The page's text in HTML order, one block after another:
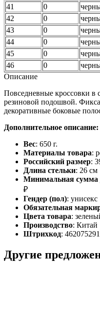
41
0
42
0
43
0
44
0
45
0
46
0
Описание
Повседневные кроссовки в
резиновой подошвой.
декоративные боковые
Дополнительное описание:
Вес: 650 г.
Материалы товара:
Российский размер:
Длина стельки: 26 см
Минимальная сумма
₽
Гендер (пол): унисекс
Обязательная
Цвета товара:
Производство: Китай
Штрихкод:
Другие